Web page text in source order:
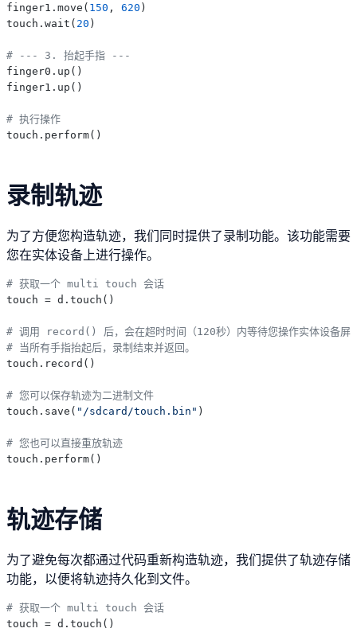
finger1.move( 150 , 620 )
touch.wait( 20 )
# --- 3. 抬起手指 ---
finger0.up()
finger1.up()
# 执行操作
录制轨迹
为了方便您构造轨迹，我们同时提供了录制功能。该功能需要
您在实体设备上进行操作。
# 获取一个 multi touch 会话
touch = d.touch()
# 调用 record() 后，会在超时时间（120秒）内等待您操作实体设备屏
# 当所有手指抬起后，录制结束并返回。
touch.record()
# 您可以保存轨迹为二进制文件
touch.save( "/sdcard/touch.bin" )
# 您也可以直接重放轨迹
轨迹存储
为了避免每次都通过代码重新构造轨迹，我们提供了轨迹存储
功能，以便将轨迹持久化到文件。
# 获取一个 multi touch 会话
touch = d.touch()